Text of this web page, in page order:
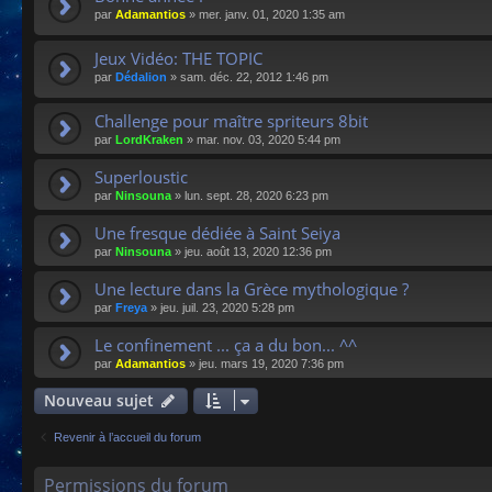
par Adamantios » mer. janv. 01, 2020 1:35 am
Jeux Vidéo: THE TOPIC
par Dédalion » sam. déc. 22, 2012 1:46 pm
Challenge pour maître spriteurs 8bit
par LordKraken » mar. nov. 03, 2020 5:44 pm
Superloustic
par Ninsouna » lun. sept. 28, 2020 6:23 pm
Une fresque dédiée à Saint Seiya
par Ninsouna » jeu. août 13, 2020 12:36 pm
Une lecture dans la Grèce mythologique ?
par Freya » jeu. juil. 23, 2020 5:28 pm
Le confinement ... ça a du bon... ^^
par Adamantios » jeu. mars 19, 2020 7:36 pm
Nouveau sujet
Revenir à l’accueil du forum
Permissions du forum